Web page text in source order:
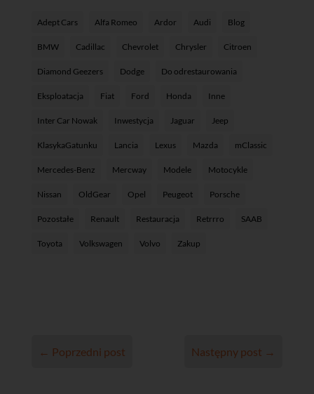
Adept Cars Alfa Romeo Ardor Audi Blog
BMW Cadillac Chevrolet Chrysler Citroen
Diamond Geezers Dodge Do odrestaurowania
Eksploatacja Fiat Ford Honda Inne
Inter Car Nowak Inwestycja Jaguar Jeep
KlasykaGatunku Lancia Lexus Mazda mClassic
Mercedes-Benz Mercway Modele Motocykle
Nissan OldGear Opel Peugeot Porsche
Pozostałe Renault Restauracja Retrrro SAAB
Toyota Volkswagen Volvo Zakup
← Poprzedni post Następny post →